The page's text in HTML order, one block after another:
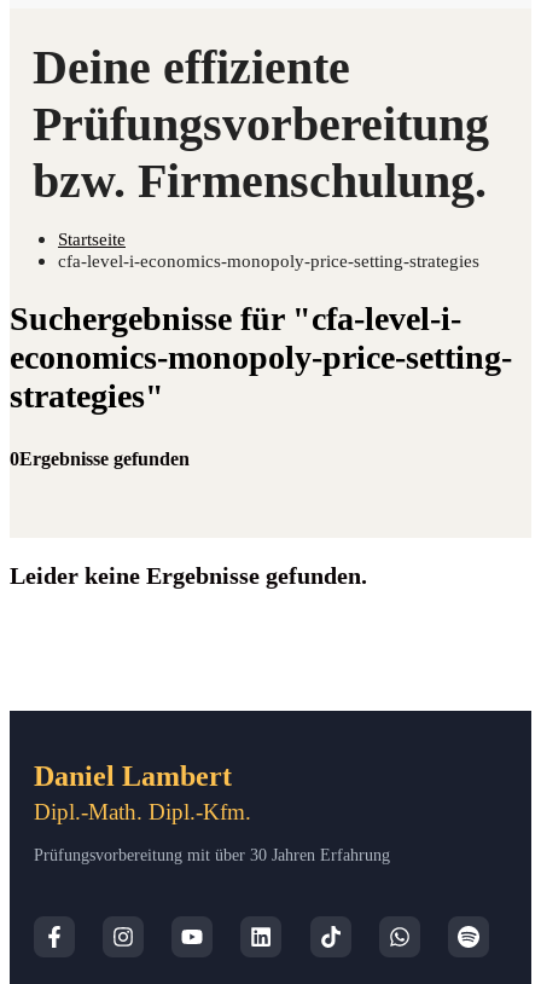
Startseite
cfa-level-i-economics-monopoly-price-setting-strategies
Suchergebnisse für "cfa-level-i-
economics-monopoly-price-setting-
strategies"
0Ergebnisse gefunden
Leider keine Ergebnisse gefunden.
Daniel Lambert
Dipl.-Math. Dipl.-Kfm.
Prüfungsvorbereitung mit über 30 Jahren Erfahrung